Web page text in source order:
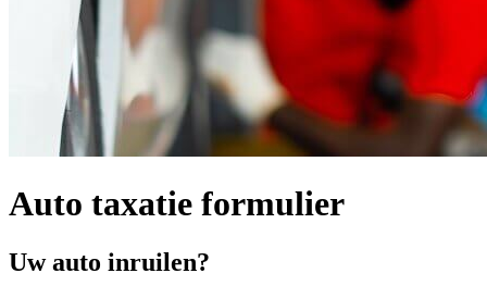
Auto taxatie formulier
Uw auto inruilen?